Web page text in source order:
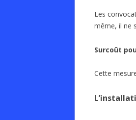
Les
même, il ne
Surcoût
Cette